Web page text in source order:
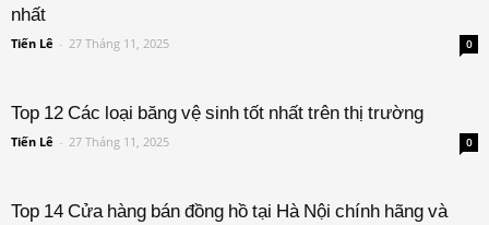
nhất
Tiến Lê - 27 Tháng 11, 2025 0
Top 12 Các loại băng vệ sinh tốt nhất trên thị trường
Tiến Lê - 27 Tháng 11, 2025 0
Top 14 Cửa hàng bán đồng hồ tại Hà Nội chính hãng và